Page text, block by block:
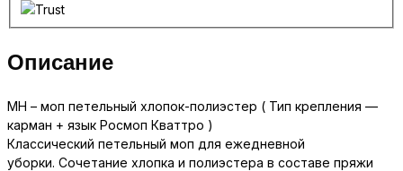
Описание
MH – моп петельный хлопок-полиэстер ( Тип крепления —
карман + язык Росмоп Кваттро )
Классический петельный моп для ежедневной
уборки. Сочетание хлопка и полиэстера в составе пряжи